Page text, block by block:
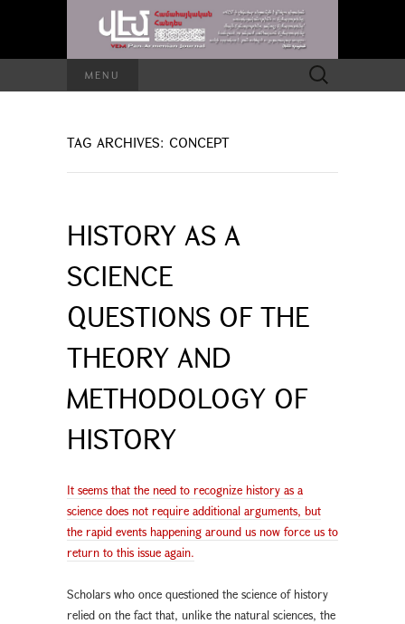
MENU
Search
for:
TAG ARCHIVES: CONCEPT
HISTORY AS A
SCIENCE
QUESTIONS OF THE
THEORY AND
METHODOLOGY OF
HISTORY
It seems that the need to recognize history as a
science does not require additional arguments, but
the rapid events happening around us now force us to
return to this issue again.
Scholars who once questioned the science of history
relied on the fact that, unlike the natural sciences, the